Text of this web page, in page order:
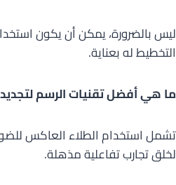
ليس بالضرورة، يمكن أن يكون
التخطيط له بعناية.
ما هي أفضل تقنيات الرسم
تشمل استخدام الطلاء العاكس
لخلق تجارب تفاعلية مذهلة.